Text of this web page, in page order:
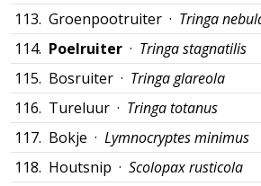
113. Groenpootruiter · Tringa
114. Poelruiter · Tringa stagnatilis
115. Bosruiter · Tringa glareola
116. Tureluur · Tringa totanus
117. Bokje · Lymnocryptes minimus
118. Houtsnip · Scolopax rusticola